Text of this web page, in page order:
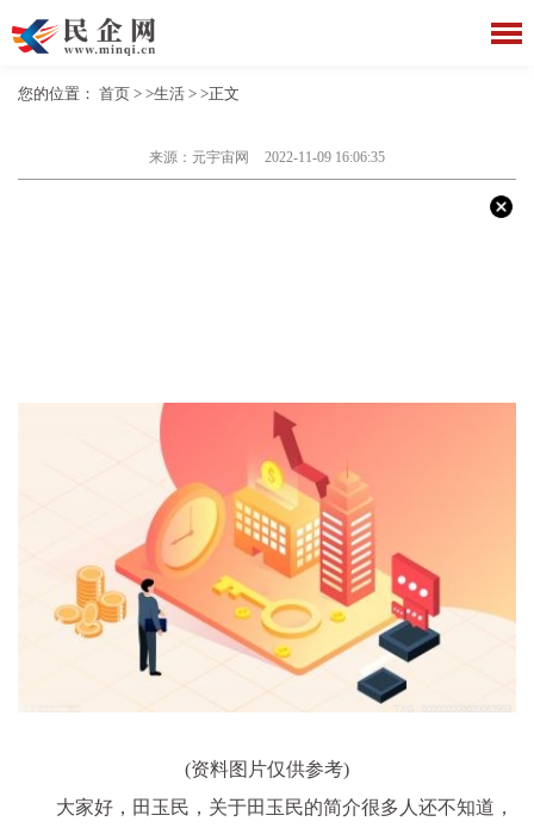
您的位置： 首页 > >生活 > >正文
来源：元宇宙网 2022-11-09 16:06:35
(资料图片仅供参考)
大家好，田玉民，关于田玉民的简介很多人还不知道，